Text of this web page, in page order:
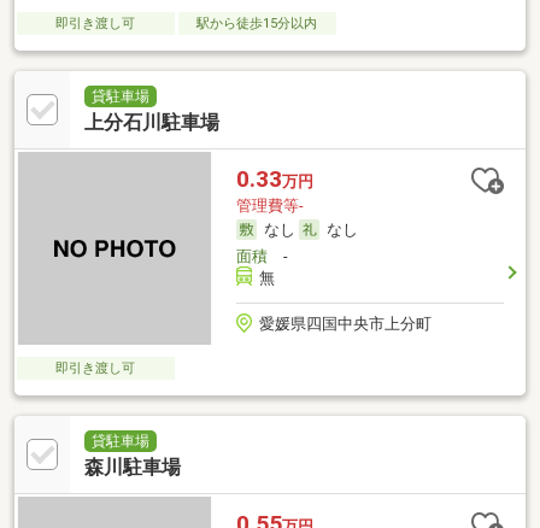
即引き渡し可 駅から徒歩15分以内
貸駐車場
上分石川駐車場
0.33万円
管理費等-
なし
なし
面積-
無
愛媛県四国中央市上分町
即引き渡し可
貸駐車場
森川駐車場